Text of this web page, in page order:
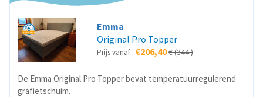
Emma
Original Pro Topper
Prijs vanaf €206,40€ (344 )
De Emma Original Pro Topper bevat temperatuurregulerend
grafietschuim.